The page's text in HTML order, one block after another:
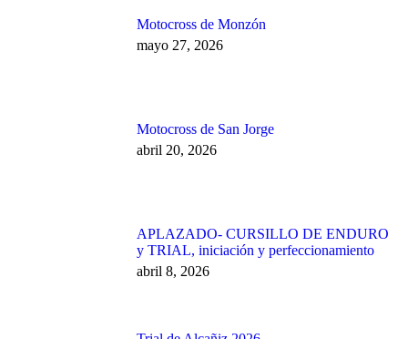
Motocross de Monzón
mayo 27, 2026
Motocross de San Jorge
abril 20, 2026
APLAZADO- CURSILLO DE ENDURO
y TRIAL, iniciación y perfeccionamiento
abril 8, 2026